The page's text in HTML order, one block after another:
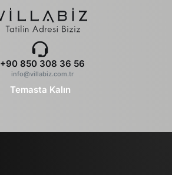
+90 850 308 36 56
info@villabiz.com.tr
Temasta Kalın